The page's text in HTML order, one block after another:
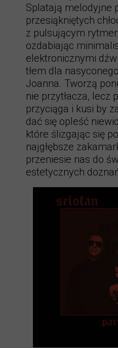
Splatają melodyjne
przesiąkniętych
z pulsującym
ozdabiając
elektronicznymi
tłem dla
Joanna. Tworzą
nie przytłacza, lecz
przyciąga i kusi by
dać się opleść
które ślizgając się
najgłębsze
przeniesie nas do
estetycznych
Selofan Partners in Hell